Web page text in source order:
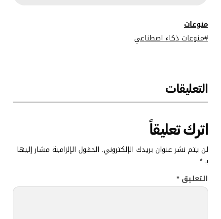
منوعات
منوعات ذكاء اصطناعي
التعليقات
اترك تعليقاً
لن يتم نشر عنوان بريدك الإلكتروني. الحقول الإلزامية مشار إليها
بـ*
التعليق*